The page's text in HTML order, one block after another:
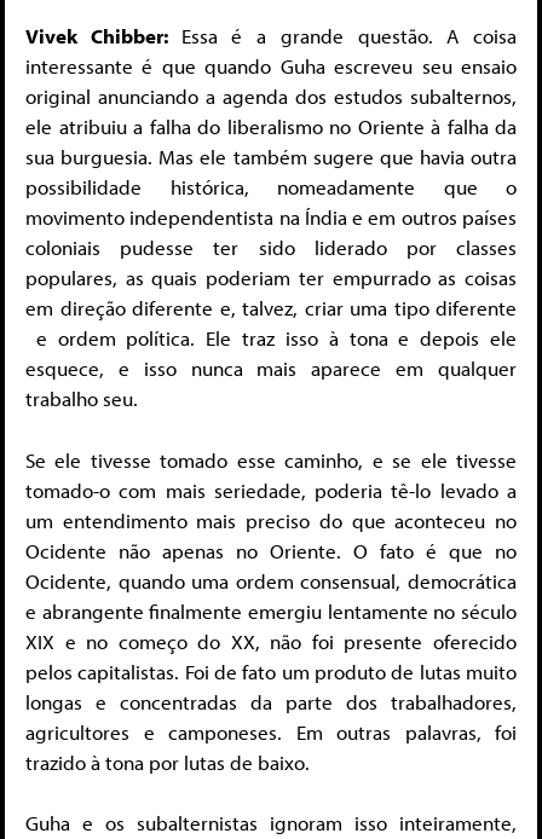
Vivek Chibber: Essa é a grande questão. A coisa
interessante é que quando Guha escreveu seu ensaio
original anunciando a agenda dos estudos subalternos,
ele atribuiu a falha do liberalismo no Oriente à falha da
sua burguesia. Mas ele também sugere que havia outra
possibilidade histórica, nomeadamente que o
movimento independentista na Índia e em outros países
coloniais pudesse ter sido liderado por classes
populares, as quais poderiam ter empurrado as coisas
em direção diferente e, talvez, criar uma tipo diferente
e ordem política. Ele traz isso à tona e depois ele
esquece, e isso nunca mais aparece em qualquer
trabalho seu.
Se ele tivesse tomado esse caminho, e se ele tivesse
tomado-o com mais seriedade, poderia tê-lo levado a
um entendimento mais preciso do que aconteceu no
Ocidente não apenas no Oriente. O fato é que no
Ocidente, quando uma ordem consensual, democrática
e abrangente finalmente emergiu lentamente no século
XIX e no começo do XX, não foi presente oferecido
pelos capitalistas. Foi de fato um produto de lutas muito
longas e concentradas da parte dos trabalhadores,
agricultores e camponeses. Em outras palavras, foi
trazido à tona por lutas de baixo.
Guha e os subalternistas ignoram isso inteiramente,